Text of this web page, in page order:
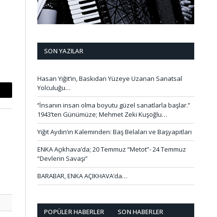
SON YAZILAR
Hasan Yiğit’in, Baskıdan Yüzeye Uzanan Sanatsal
Yolculuğu…
‘’İnsanın insan olma boyutu güzel sanatlarla başlar.’’
1943’ten Günümüze; Mehmet Zeki Kuşoğlu…
Yiğit Aydın’ın Kaleminden: Baş Belaları ve Başyapıtları
ENKA Açıkhava’da; 20 Temmuz “Metot”- 24 Temmuz
“Devlerin Savaşı”
BARABAR, ENKA AÇIKHAVA’da…
POPÜLER HABERLER SON HABERLER